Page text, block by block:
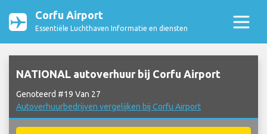
Corfu Airport
Essentiële Luchthaven Informatie en diensten
NATIONAL autoverhuur bij Corfu Airport
Genoteerd #19 Van 27
Autoverhuurbedrijven vergelijken bij Corfu Airport